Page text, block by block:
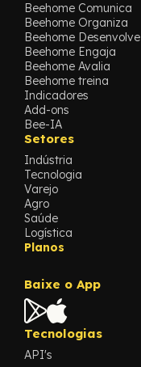
Beehome Comunica
Beehome Organiza
Beehome Desenvolve
Beehome Engaja
Beehome Avalia
Beehome treina
Indicadores
Add-ons
Bee-IA
Setores
Indústria
Tecnologia
Varejo
Agro
Saúde
Logística
Planos
Baixe o App
Tecnologias
API's